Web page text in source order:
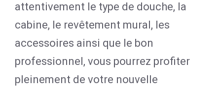
attentivement le type de douche, la
cabine, le revêtement mural, les
accessoires ainsi que le bon
professionnel, vous pourrez profiter
pleinement de votre nouvelle